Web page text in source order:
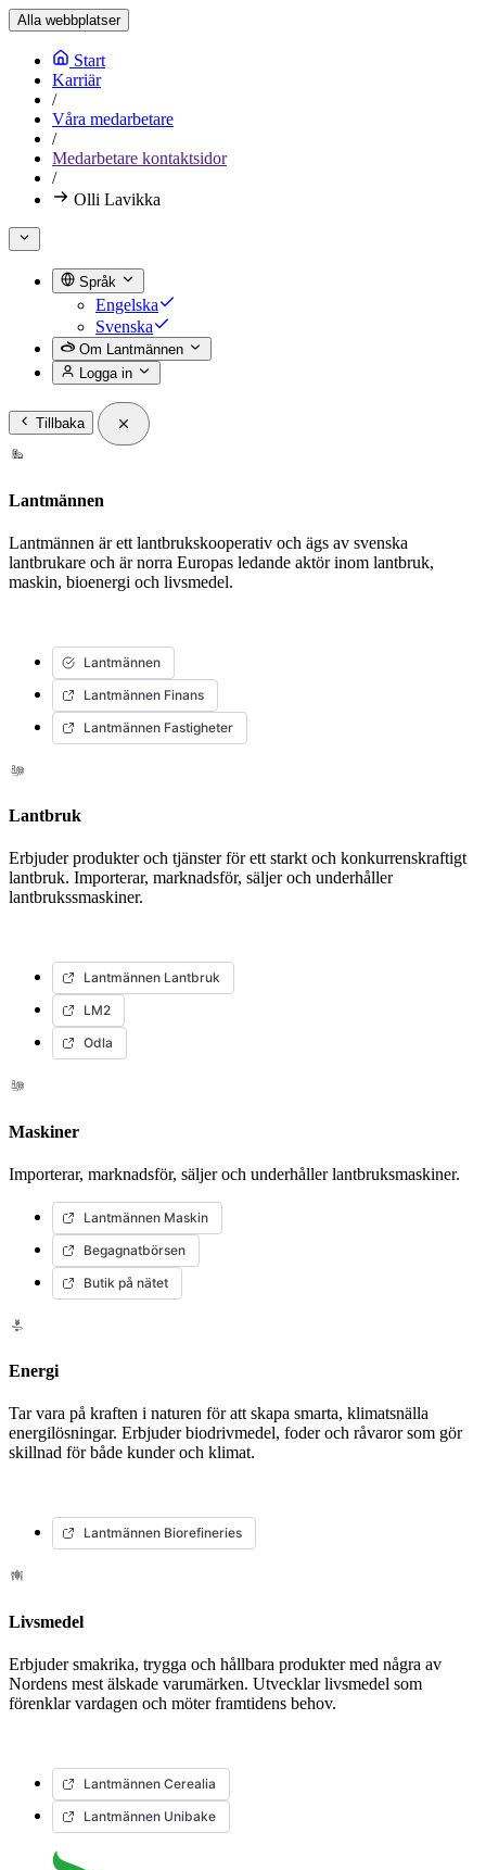
Alla webbplatser
Start
Karriär
/
Våra medarbetare
/
Medarbetare kontaktsidor
/
Olli Lavikka
Språk
Engelska
Svenska
Om Lantmännen
Logga in
Tillbaka
Lantmännen
Lantmännen är ett lantbrukskooperativ och ägs av svenska
lantbrukare och är norra Europas ledande aktör inom lantbruk,
maskin, bioenergi och livsmedel.
Lantmännen
Lantmännen Finans
Lantmännen Fastigheter
Lantbruk
Erbjuder produkter och tjänster för ett starkt och konkurrenskraftigt
lantbruk. Importerar, marknadsför, säljer och underhåller
lantbrukssmaskiner.
Lantmännen Lantbruk
LM2
Odla
Maskiner
Importerar, marknadsför, säljer och underhåller lantbruksmaskiner.
Lantmännen Maskin
Begagnatbörsen
Butik på nätet
Energi
Tar vara på kraften i naturen för att skapa smarta, klimatsnälla
energilösningar. Erbjuder biodrivmedel, foder och råvaror som gör
skillnad för både kunder och klimat.
Lantmännen Biorefineries
Livsmedel
Erbjuder smakrika, trygga och hållbara produkter med några av
Nordens mest älskade varumärken. Utvecklar livsmedel som
förenklar vardagen och möter framtidens behov.
Lantmännen Cerealia
Lantmännen Unibake